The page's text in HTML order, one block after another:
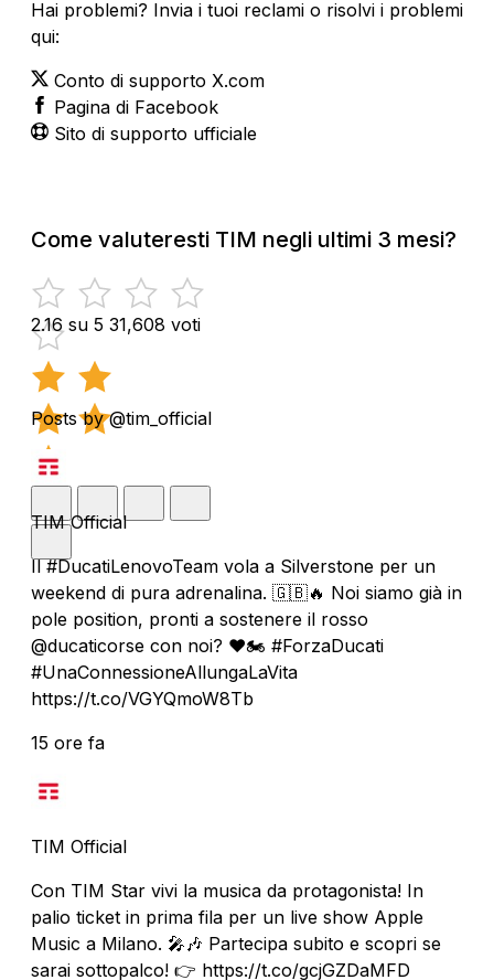
Hai problemi? Invia i tuoi reclami o risolvi i problemi
qui:
Conto di supporto X.com
Pagina di Facebook
Sito di supporto ufficiale
Come valuteresti TIM negli ultimi 3 mesi?
2.16 su 5 31,608 voti
Posts by @tim_official
TIM Official
Il #DucatiLenovoTeam vola a Silverstone per un
weekend di pura adrenalina. 🇬🇧🔥 Noi siamo già in
pole position, pronti a sostenere il rosso
@ducaticorse con noi? ❤️🏍️ #ForzaDucati
#UnaConnessioneAllungaLaVita
https://t.co/VGYQmoW8Tb
15 ore fa
TIM Official
Con TIM Star vivi la musica da protagonista! In
palio ticket in prima fila per un live show Apple
Music a Milano. 🎤🎶 Partecipa subito e scopri se
sarai sottopalco! 👉 https://t.co/gcjGZDaMFD